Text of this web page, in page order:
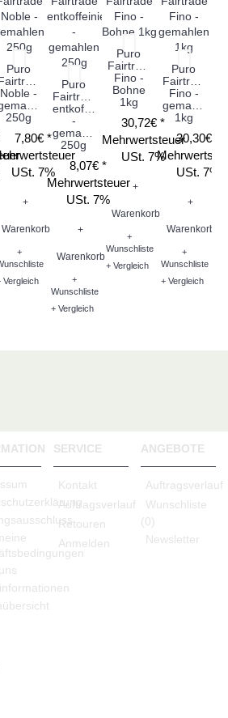
Puro
Noble -
250g
7,80€ *
USt. 7%
+
Warenkorb
+
Vergleich
Puro
Fairtrade
entkoffeiniert
-
gemahlen
250g
8,07€ *
Mehrwertsteuer
USt. 7%
+
Warenkorb
+
Wunschliste
+ Vergleich
Puro
Fairtrade
Fino -
Bohne
1kg
30,72€ *
Mehrwertsteuer
USt. 7%
+
Warenkorb
+
Wunschliste
+ Vergleich
Puro
Fairtrade
Fino -
gemahlen
1kg
30,30€ *
USt. 7%
+
Warenkorb
+
Wunschliste
+ Vergleich
SERVICE
Kontakt
Auftragsverlauf
Retouren
Anmelden
ANGEBOTE
Auftragsverlauf
Wunschliste
(0)
Newsletter